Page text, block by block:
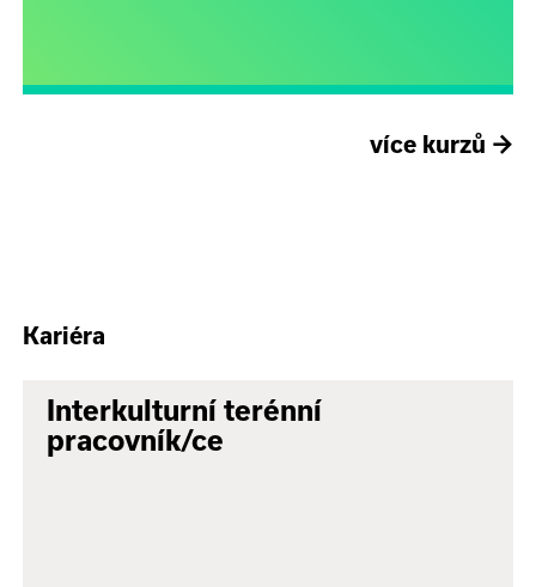
více kurzů →
Kariéra
Interkulturní terénní
pracovník/ce